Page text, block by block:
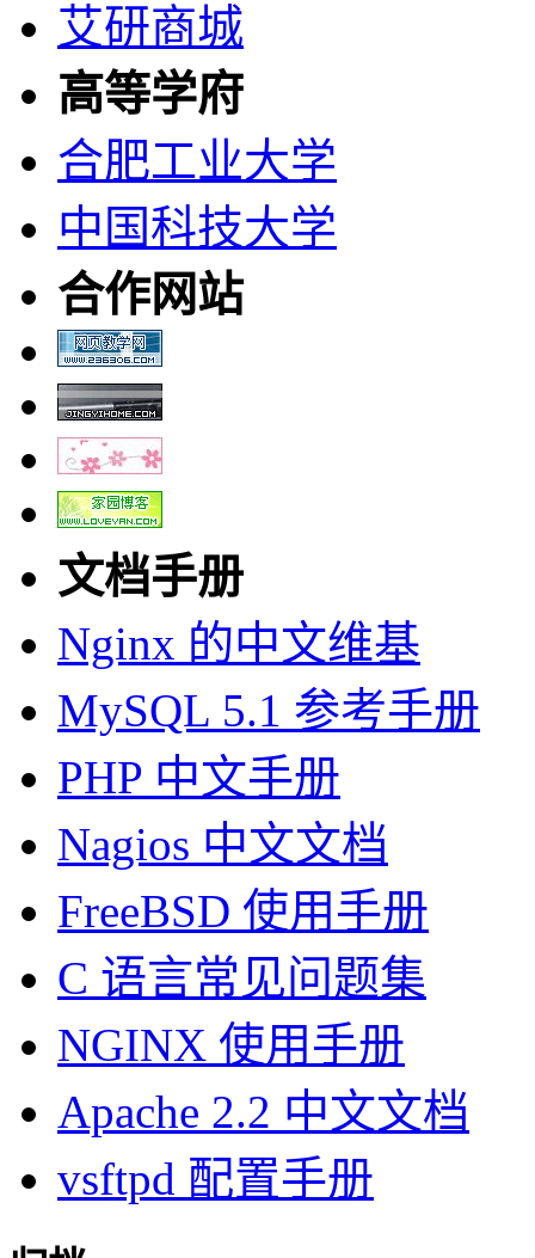
艾研商城
高等学府
合肥工业大学
中国科技大学
合作网站
文档手册
Nginx 的中文维基
MySQL 5.1 参考手册
PHP 中文手册
Nagios 中文文档
FreeBSD 使用手册
C 语言常见问题集
NGINX 使用手册
Apache 2.2 中文文档
vsftpd 配置手册